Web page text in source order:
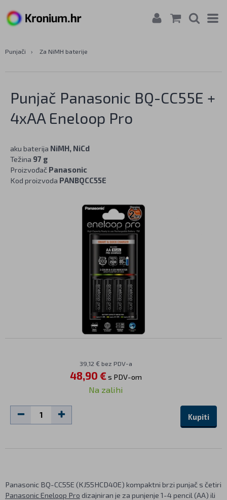
Punjači › Za NiMH baterije
Punjač Panasonic BQ-CC55E +
4xAA Eneloop Pro
aku baterija NiMH, NiCd
Težina 97 g
Proizvođač Panasonic
Kod proizvoda PANBQCC55E
39,12 € bez PDV-a
48,90 € s PDV-om
Na zalihi
Kupiti
Panasonic BQ-CC55E (KJ55HCD40E) kompaktni brzi punjač s četiri
Panasonic Eneloop Pro dizajniran je za punjenje 1-4 pencil (AA) ili